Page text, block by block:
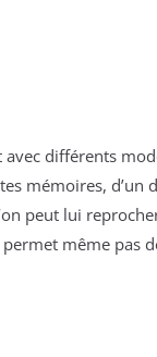
différents
mémoires,
peut lui
même pas